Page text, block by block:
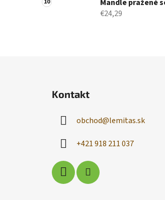
Mandle pražené
€24,29
Kontakt
obchod@lemitas.sk
+421 918 211 037